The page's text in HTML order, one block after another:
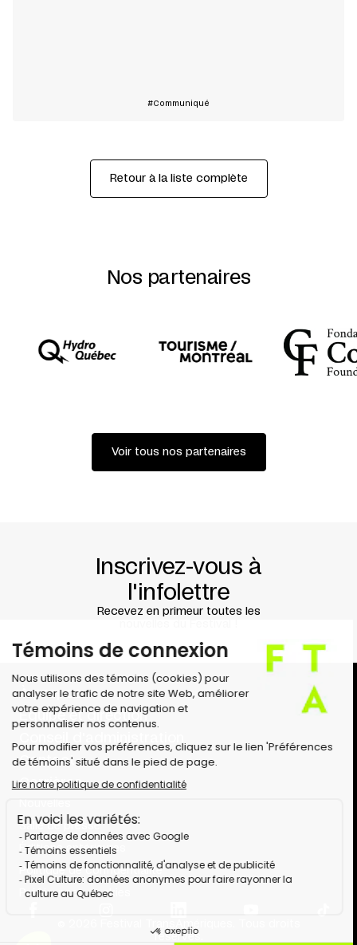
Communiqué
Retour à la liste complète
Nos partenaires
Voir tous nos partenaires
Inscrivez-vous à
l'infolettre
Recevez en primeur toutes les
À propos
Équipe et direction
Contact
Carrières
Salle de presse
Éditions antérieures
Politique de confidentialité
Préférences cookies
© 2026 Festival TransAmériques. Tous droits
réservés.